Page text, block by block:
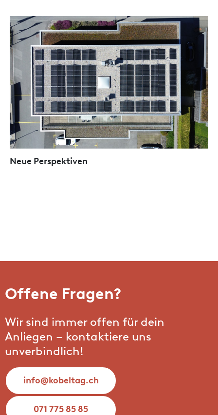
Neue Perspektiven
Offene Fragen?
Wir sind immer offen für dein
Anliegen – kontaktiere uns
unverbindlich!
info@kobeltag.ch
071 775 85 85